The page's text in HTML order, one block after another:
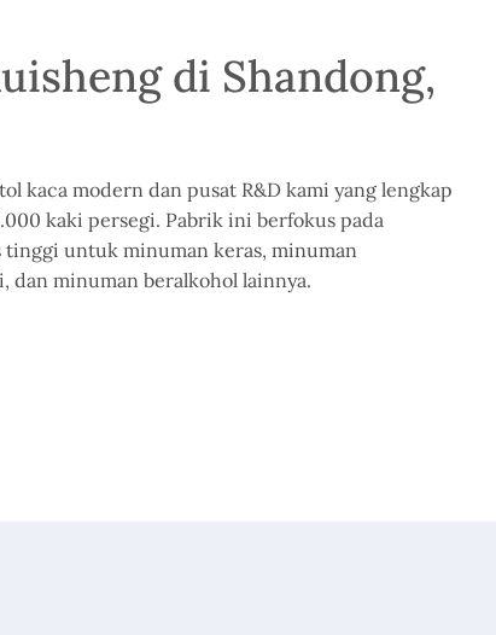
di Shandong,
kaca modern dan pusat R&D kami yang lengkap
kaki persegi. Pabrik ini berfokus pada
untuk minuman keras, minuman
dan minuman beralkohol lainnya.